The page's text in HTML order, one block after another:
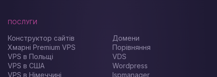
ПОСЛУГИ
Конструктор сайтів
Хмарні Premium VPS
VPS в Польщі
VPS в США
VPS в Німеччині
Домени
Порівняння
VDS
Wordpress
Ispmanager